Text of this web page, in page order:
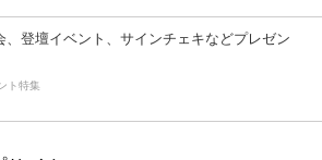
、登壇イベント、サインチェキなどプレゼン
ト特集